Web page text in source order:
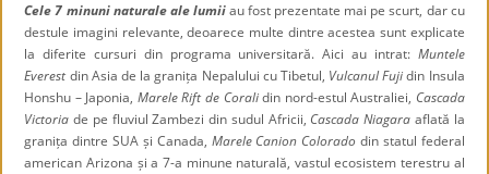
Cele 7 minuni naturale ale lumiiau fost prezentate mai pe scurt, dar cu
destule imagini relevante, deoarece multe dintre acestea sunt explicate
la diferite cursuri din programa universitară. Aici au intrat: Muntele
Everestdin Asia de la granița Nepalului cu Tibetul, Vulcanul Fujidin Insula
Honshu – Japonia, Marele Rift de Coralidin nord-estul Australiei, Cascada
Victoria de pe fluviul Zambezi din sudul Africii, Cascada Niagara aflată la
granița dintre SUA și Canada, Marele Canion Colorado din statul federal
american Arizona și a 7-a minune naturală, vastul ecosistem terestru al